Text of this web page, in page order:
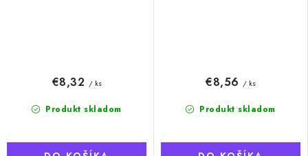
Produkt skladom
€8,32 / ks
Produkt skladom
€8,56 / ks